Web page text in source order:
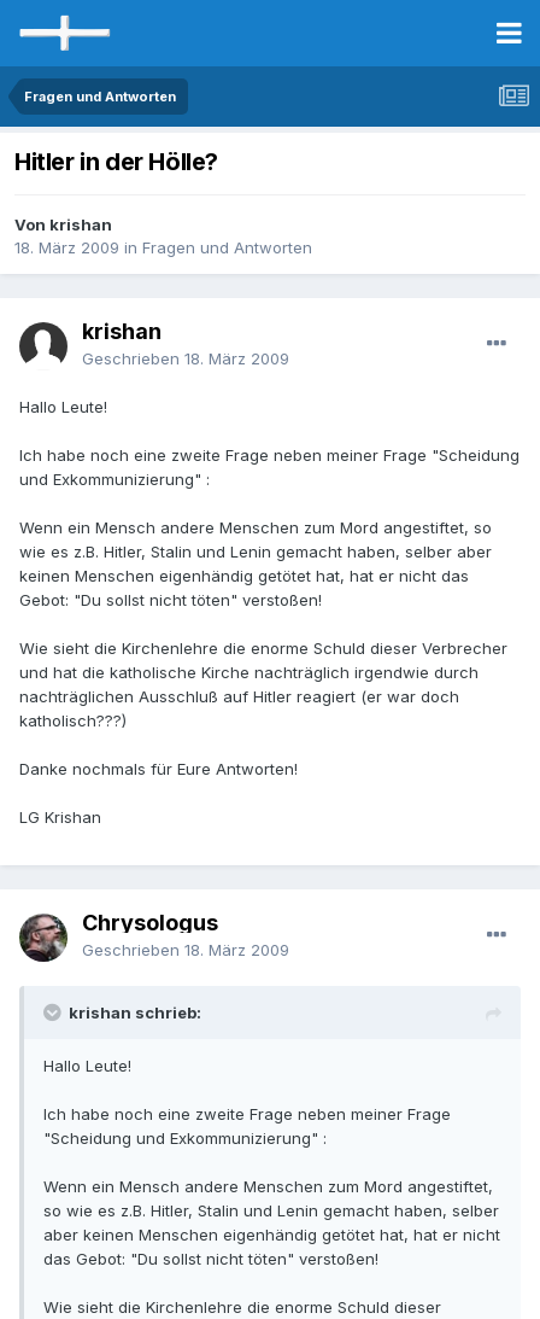
Fragen und Antworten
Hitler in der Hölle?
Von krishan
18. März 2009 in Fragen und Antworten
krishan
Geschrieben 18. März 2009
Hallo Leute!
Ich habe noch eine zweite Frage neben meiner Frage "Scheidung
und Exkommunizierung" :
Wenn ein Mensch andere Menschen zum Mord angestiftet, so
wie es z.B. Hitler, Stalin und Lenin gemacht haben, selber aber
keinen Menschen eigenhändig getötet hat, hat er nicht das
Gebot: "Du sollst nicht töten" verstoßen!
Wie sieht die Kirchenlehre die enorme Schuld dieser Verbrecher
und hat die katholische Kirche nachträglich irgendwie durch
nachträglichen Ausschluß auf Hitler reagiert (er war doch
katholisch???)
Danke nochmals für Eure Antworten!
LG Krishan
Chrysologus
Geschrieben 18. März 2009
krishan schrieb:
Hallo Leute!
Ich habe noch eine zweite Frage neben meiner Frage
"Scheidung und Exkommunizierung" :
Wenn ein Mensch andere Menschen zum Mord angestiftet,
so wie es z.B. Hitler, Stalin und Lenin gemacht haben, selber
aber keinen Menschen eigenhändig getötet hat, hat er nicht
das Gebot: "Du sollst nicht töten" verstoßen!
Wie sieht die Kirchenlehre die enorme Schuld dieser